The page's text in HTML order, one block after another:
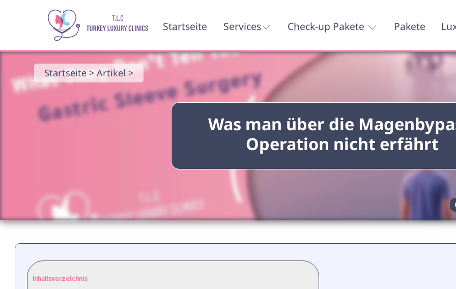
Startseite Services Check-up Pakete Pakete
Was man über die
Operation nicht erfährt
Startseite >Artikel >
Inhaltsverzeichnis